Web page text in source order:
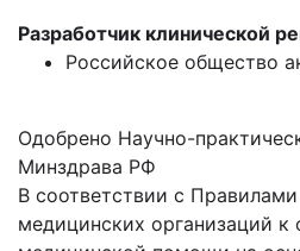
Разработчик клинической
Российское общество
Одобрено Научно-
Минздрава РФ
В соответствии с
медицинских организаций к